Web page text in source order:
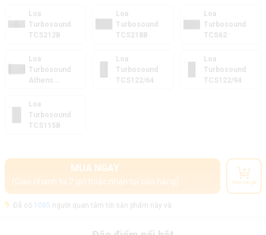
Loa
Turbosound
TCS212B
Loa
Turbosound
TCS218B
Loa
Turbosound
TCS62
Loa
Turbosound
Athens
Loa
Turbosound
TCS122/64
Loa
Turbosound
TCS122/94
Loa
Turbosound
TCS115B
MUA NGAY
(Giao nhanh từ 2 giờ hoặc nhận tại cửa hàng) Thêm vào giỏ
Đã có 1085 người quan tâm tới sản phẩm này và